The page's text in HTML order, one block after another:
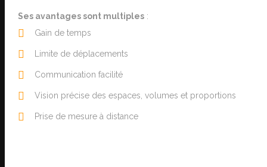
Ses avantages sont multiples :
Gain de temps
Limite de déplacements
Communication facilité
Vision précise des espaces, volumes et proportions
Prise de mesure à distance